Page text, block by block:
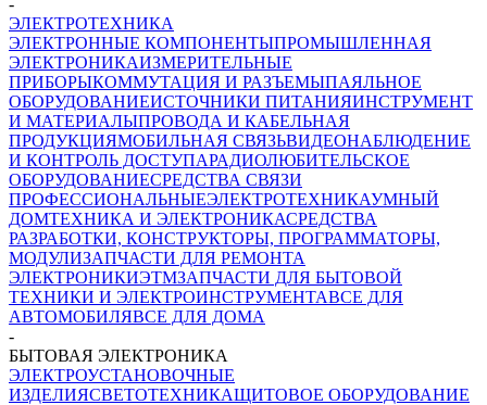
-
ЭЛЕКТРОТЕХНИКА
ЭЛЕКТРОННЫЕ КОМПОНЕНТЫПРОМЫШЛЕННАЯ
ЭЛЕКТРОНИКАИЗМЕРИТЕЛЬНЫЕ
ПРИБОРЫКОММУТАЦИЯ И РАЗЪЕМЫПАЯЛЬНОЕ
ОБОРУДОВАНИЕИСТОЧНИКИ ПИТАНИЯИНСТРУМЕНТ
И МАТЕРИАЛЫПРОВОДА И КАБЕЛЬНАЯ
ПРОДУКЦИЯМОБИЛЬНАЯ СВЯЗЬВИДЕОНАБЛЮДЕНИЕ
И КОНТРОЛЬ ДОСТУПАРАДИОЛЮБИТЕЛЬСКОЕ
ОБОРУДОВАНИЕСРЕДСТВА СВЯЗИ
ПРОФЕССИОНАЛЬНЫЕЭЛЕКТРОТЕХНИКАУМНЫЙ
ДОМТЕХНИКА И ЭЛЕКТРОНИКАСРЕДСТВА
РАЗРАБОТКИ, КОНСТРУКТОРЫ, ПРОГРАММАТОРЫ,
МОДУЛИЗАПЧАСТИ ДЛЯ РЕМОНТА
ЭЛЕКТРОНИКИЭТМЗАПЧАСТИ ДЛЯ БЫТОВОЙ
ТЕХНИКИ И ЭЛЕКТРОИНСТРУМЕНТАВСЕ ДЛЯ
АВТОМОБИЛЯВСЕ ДЛЯ ДОМА
-
БЫТОВАЯ ЭЛЕКТРОНИКА
ЭЛЕКТРОУСТАНОВОЧНЫЕ
ИЗДЕЛИЯСВЕТОТЕХНИКАЩИТОВОЕ ОБОРУДОВАНИЕ